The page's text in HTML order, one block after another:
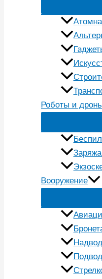
Роботы и
Вооружение